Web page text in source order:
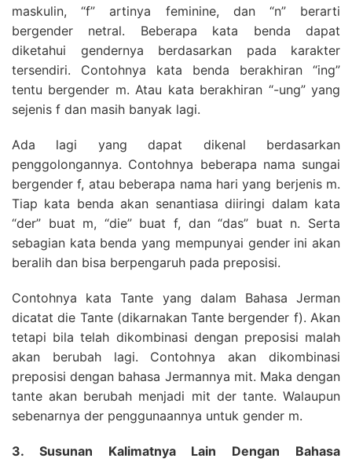
maskulin, “f” artinya feminine, dan “n” berarti
bergender netral. Beberapa kata benda dapat
diketahui gendernya berdasarkan pada karakter
tersendiri. Contohnya kata benda berakhiran “ing”
tentu bergender m. Atau kata berakhiran “-ung” yang
sejenis f dan masih banyak lagi.
Ada lagi yang dapat dikenal berdasarkan
penggolongannya. Contohnya beberapa nama sungai
bergender f, atau beberapa nama hari yang berjenis m.
Tiap kata benda akan senantiasa diiringi dalam kata
“der” buat m, “die” buat f, dan “das” buat n. Serta
sebagian kata benda yang mempunyai gender ini akan
beralih dan bisa berpengaruh pada preposisi.
Contohnya kata Tante yang dalam Bahasa Jerman
dicatat die Tante (dikarnakan Tante bergender f). Akan
tetapi bila telah dikombinasi dengan preposisi malah
akan berubah lagi. Contohnya akan dikombinasi
preposisi dengan bahasa Jermannya mit. Maka dengan
tante akan berubah menjadi mit der tante. Walaupun
sebenarnya der penggunaannya untuk gender m.
3. Susunan Kalimatnya Lain Dengan Bahasa